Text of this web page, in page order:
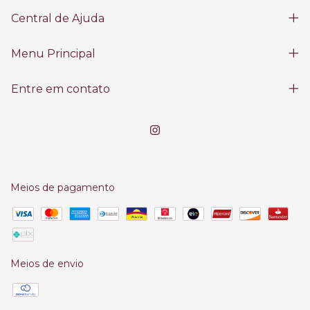
Central de Ajuda
Menu Principal
Entre em contato
Meios de pagamento
Meios de envio